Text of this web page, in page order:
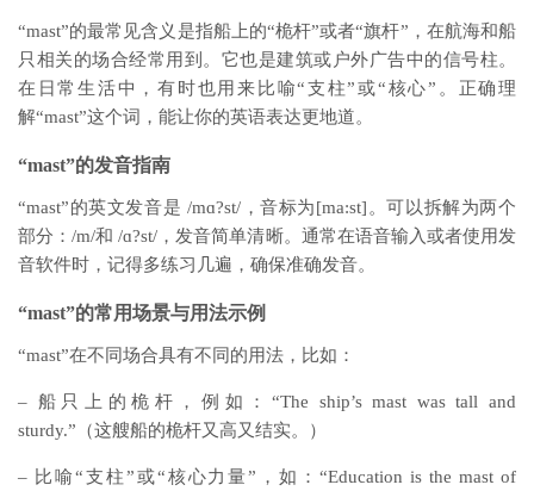
“mast”的最常见含义是指船上的“桅杆”或者“旗杆”，在航海和船
只相关的场合经常用到。它也是建筑或户外广告中的信号柱。
在日常生活中，有时也用来比喻“支柱”或“核心”。正确理
解“mast”这个词，能让你的英语表达更地道。
“mast”的发音指南
“mast”的英文发音是 /mɑ?st/，音标为[ma:st]。可以拆解为两个
部分：/m/和 /ɑ?st/，发音简单清晰。通常在语音输入或者使用发
音软件时，记得多练习几遍，确保准确发音。
“mast”的常用场景与用法示例
“mast”在不同场合具有不同的用法，比如：
– 船只上的桅杆，例如：“The ship’s mast was tall and
sturdy.”（这艘船的桅杆又高又结实。）
– 比喻“支柱”或“核心力量”，如：“Education is the mast of